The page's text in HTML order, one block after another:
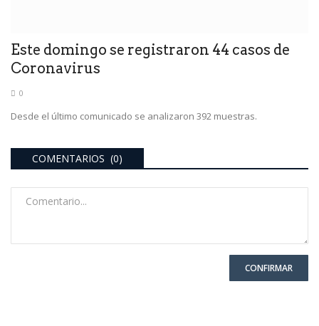
Este domingo se registraron 44 casos de
Coronavirus
0
Desde el último comunicado se analizaron 392 muestras.
COMENTARIOS (0)
CONFIRMAR